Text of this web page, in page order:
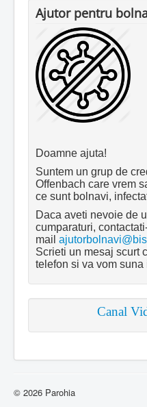
Ajutor pentru
Doamne ajuta!
Suntem un grup de
Offenbach care vrem
ce sunt bolnavi,
Daca aveti nevoie de
cumparaturi,
mail
Scrieti un mesaj scurt
telefon si va vom suna
Canal
© 2026 Parohia